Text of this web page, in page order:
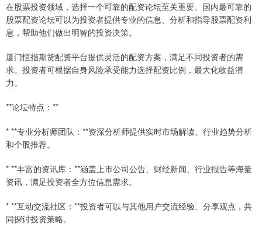
在股票投资领域，选择一个可靠的配资论坛至关重要。国内最可靠的
股票配资论坛可以为投资者提供专业的信息、分析和指导股票配资利
息，帮助他们做出明智的投资决策。
厦门恒指期货配资平台提供灵活的配资方案，满足不同投资者的需
求。投资者可根据自身风险承受能力选择配资比例，最大化收益潜
力。
**论坛特点：**
* **专业分析师团队：**资深分析师提供实时市场解读、行业趋势分析
和个股推荐。
* **丰富的资讯库：**涵盖上市公司公告、财经新闻、行业报告等海量
资讯，满足投资者全方位信息需求。
* **互动交流社区：**投资者可以与其他用户交流经验、分享观点，共
同探讨投资策略。